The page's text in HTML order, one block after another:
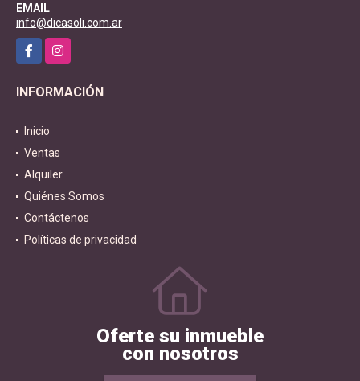
EMAIL
info@dicasoli.com.ar
FacebookInstagram
INFORMACIÓN
Inicio
Ventas
Alquiler
Quiénes Somos
Contáctenos
Políticas de privacidad
Oferte su inmueble
con nosotros